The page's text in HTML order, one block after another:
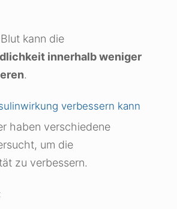
kann die
innerhalb weniger
.
verbessern kann
haben verschiedene
um die
zu verbessern.